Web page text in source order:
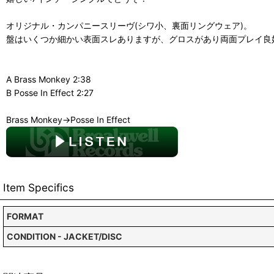
オリジナル・カンパニースリーヴ(シワ小、裏面リングウェア)。
盤はいくつか細かい表面スレありますが、グロスがあり両面プレイ良
A Brass Monkey 2:38
B Posse In Effect 2:27
Brass Monkey→Posse In Effect
Item Specifics
FORMAT
CONDITION - JACKET/DISC